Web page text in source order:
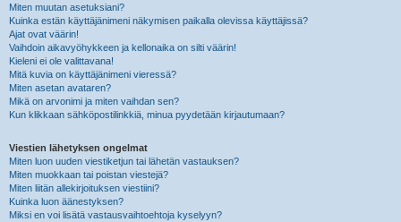
Miten muutan asetuksiani?
Kuinka estän käyttäjänimeni näkymisen paikalla olevissa käyttäjissä?
Ajat ovat väärin!
Vaihdoin aikavyöhykkeen ja kellonaika on silti väärin!
Kieleni ei ole valittavana!
Mitä kuvia on käyttäjänimeni vieressä?
Miten asetan avataren?
Mikä on arvonimi ja miten vaihdan sen?
Kun klikkaan sähköpostilinkkiä, minua pyydetään kirjautumaan?
Viestien lähetyksen ongelmat
Miten luon uuden viestiketjun tai lähetän vastauksen?
Miten muokkaan tai poistan viestejä?
Miten liitän allekirjoituksen viestiini?
Kuinka luon äänestyksen?
Miksi en voi lisätä vastausvaihtoehtoja kyselyyn?